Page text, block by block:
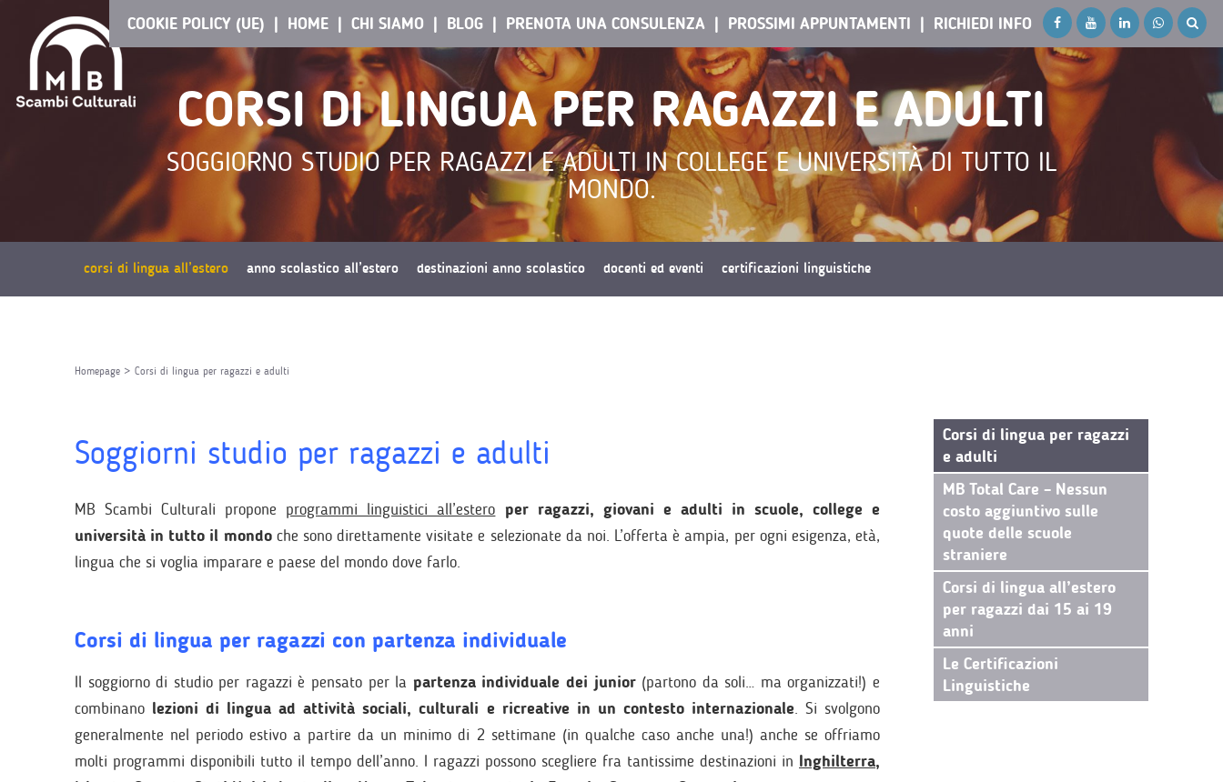
RICHIEDI INFO
PROSSIMI APPUNTAMENTI
PRENOTA UNA CONSULENZA
BLOG
CHI SIAMO
HOME
COOKIE POLICY (UE)
CORSI DI LINGUA PER RAGAZZI E ADULTI
SOGGIORNO STUDIO PER RAGAZZI E ADULTI IN COLLEGE E UNIVERSITÀ DI TUTTO IL
MONDO.
corsi di lingua all’estero anno scolastico all’estero destinazioni anno scolastico docenti ed eventi certificazioni linguistiche
Homepage > Corsi di lingua per ragazzi e adulti
Soggiorni studio per ragazzi e adulti
MB Scambi Culturali propone programmi linguistici all’estero per ragazzi, giovani e adulti in scuole, college e
università in tutto il mondoche sonodirettamente visitate e selezionate da noi. L’offerta è ampia, per ogni esigenza, età,
lingua che si voglia imparare e paese del mondo dove farlo.
Corsi di lingua per ragazzi con partenza individuale
Il soggiorno di studio per ragazzi è pensato per la partenza individuale dei junior (partono da soli… ma organizzati!) e
combinano lezioni di lingua ad attività sociali, culturali e ricreative in un contesto internazionale. Si svolgono
generalmente nel periodo estivo a partire da un minimo di 2 settimane (in qualche caso anche una!) anche se offriamo
molti programmi disponibili tutto il tempo dell’anno. I ragazzi possono scegliere fra tantissime destinazioni in Inghilterra,
Corsi di lingua per ragazzi
e adulti
MB Total Care – Nessun
costo aggiuntivo sulle
quote delle scuole
straniere
Corsi di lingua all’estero
per ragazzi dai 15 ai 19
anni
Le Certificazioni
Linguistiche